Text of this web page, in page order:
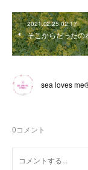
2021.02.25 02:17
そこからだったの
sea loves
0コメント